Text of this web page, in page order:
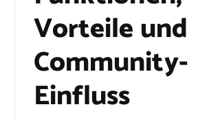
Vorteile und
Community-
Einfluss